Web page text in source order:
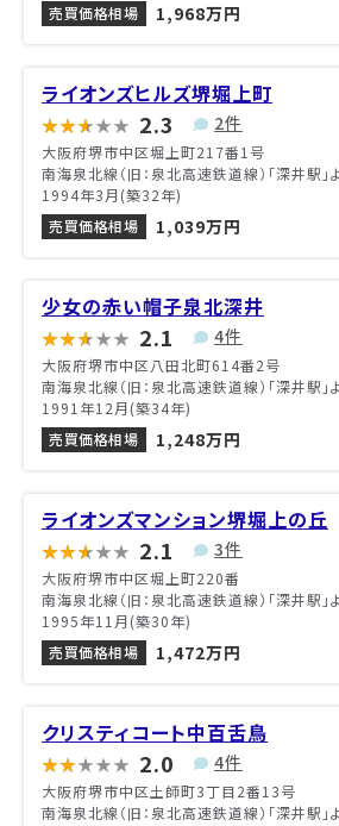
売買価格相場
1,968万円
ライオンズヒルズ堺堀上町
2.3 2件
大阪府堺市中区堀上町217番1号
南海泉北線（旧：泉北高速鉄道線）「深井駅
1994年3月(築32年)
売買価格相場
1,039万円
少女の赤い帽子泉北深井
2.1 4件
大阪府堺市中区八田北町614番2号
南海泉北線（旧：泉北高速鉄道線）「深井駅
1991年12月(築34年)
売買価格相場
1,248万円
ライオンズマンション堺堀上の丘
2.1 3件
大阪府堺市中区堀上町220番
南海泉北線（旧：泉北高速鉄道線）「深井駅
1995年11月(築30年)
売買価格相場
1,472万円
クリスティコート中百舌鳥
2.0 4件
大阪府堺市中区土師町3丁目2番13号
南海泉北線（旧：泉北高速鉄道線）「深井駅